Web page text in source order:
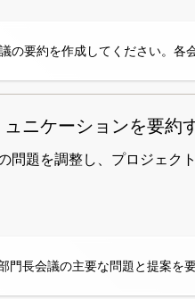
の要約を作成してください。各
ュニケーションを要約
問題を調整し、プロジェク
門長会議の主要な問題と提案を